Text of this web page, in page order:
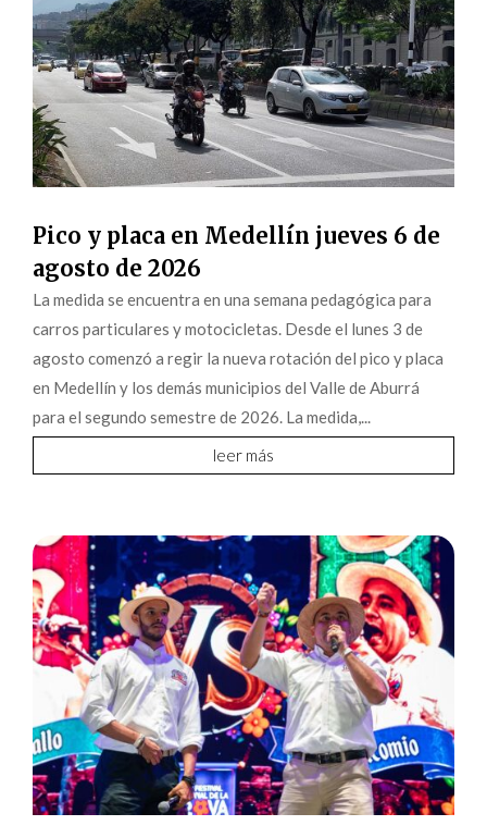
Pico y placa en Medellín jueves 6 de
agosto de 2026
La medida se encuentra en una semana pedagógica para
carros particulares y motocicletas. Desde el lunes 3 de
agosto comenzó a regir la nueva rotación del pico y placa
en Medellín y los demás municipios del Valle de Aburrá
para el segundo semestre de 2026. La medida,...
leer más